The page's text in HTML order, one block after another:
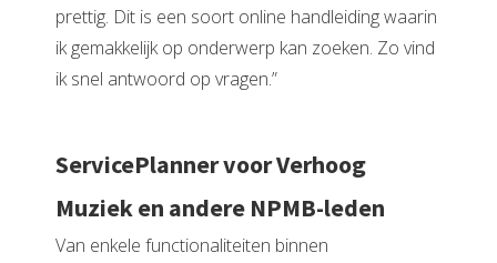
prettig. Dit is een soort online handleiding waarin
ik gemakkelijk op onderwerp kan zoeken. Zo vind
ik snel antwoord op vragen.”
ServicePlanner voor Verhoog
Muziek en andere NPMB-leden
Van enkele functionaliteiten binnen